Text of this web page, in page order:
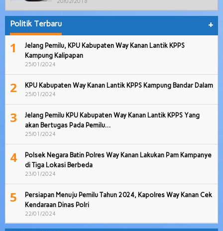
20/02/2018
Politik Terbaru +
1
Jelang Pemilu, KPU Kabupaten Way Kanan Lantik KPPS
Kampung Kalipapan
25/01/2024
2 KPU Kabupaten Way Kanan Lantik KPPS Kampung Bandar Dalam
25/01/2024
3
Jelang Pemilu KPU Kabupaten Way Kanan Lantik KPPS Yang
akan Bertugas Pada Pemilu…
25/01/2024
4
Polsek Negara Batin Polres Way Kanan Lakukan Pam Kampanye
di Tiga Lokasi Berbeda
23/01/2024
5
Persiapan Menuju Pemilu Tahun 2024, Kapolres Way Kanan Cek
Kendaraan Dinas Polri
22/01/2024